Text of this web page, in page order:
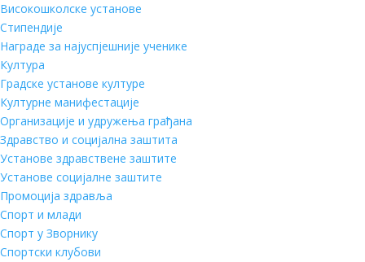
Високошколске установе
Стипендије
Награде за најуспјешније ученике
Култура
Градске установе културе
Културне манифестације
Организације и удружења грађана
Здравство и социјална заштита
Установе здравствене заштите
Установе социјалне заштите
Промоција здравља
Спорт и млади
Спорт у Зворнику
Спортски клубови